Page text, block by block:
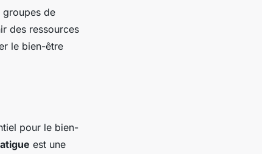
groupes de
des ressources
le bien-être
pour le bien-
est une